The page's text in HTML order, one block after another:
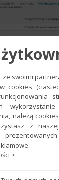
wciskając
pól z
ze swoimi
cookies
należą
z
>